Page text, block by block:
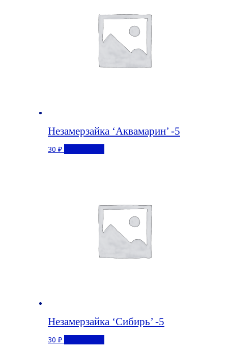
Незамерзайка ‘Аквамарин’ -5
30 ₽
Незамерзайка ‘Сибирь’ -5
30 ₽